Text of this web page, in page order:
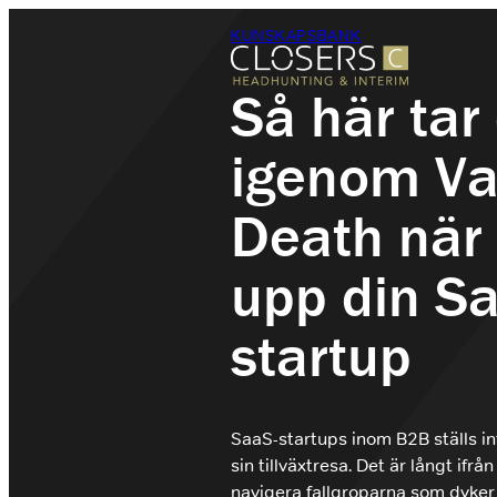
KUNSKAPSBANK
Så här
igenom
Death
upp din
startup
SaaS-startups inom B2B ställs
sin tillväxtresa. Det är långt
navigera fallgroparna som